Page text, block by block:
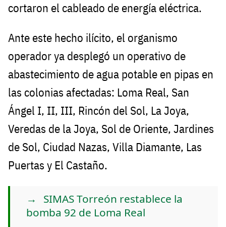
cortaron el cableado de energía eléctrica.
Ante este hecho ilícito, el organismo
operador ya desplegó un operativo de
abastecimiento de agua potable en pipas en
las colonias afectadas: Loma Real, San
Ángel I, II, III, Rincón del Sol, La Joya,
Veredas de la Joya, Sol de Oriente, Jardines
de Sol, Ciudad Nazas, Villa Diamante, Las
Puertas y El Castaño.
SIMAS Torreón restablece la
bomba 92 de Loma Real